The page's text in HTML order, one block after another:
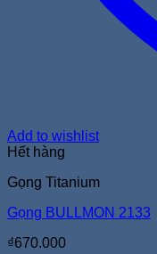
Add to wishlist
Hết hàng
Gọng Titanium
Gọng BULLMON 2133
₫670.000